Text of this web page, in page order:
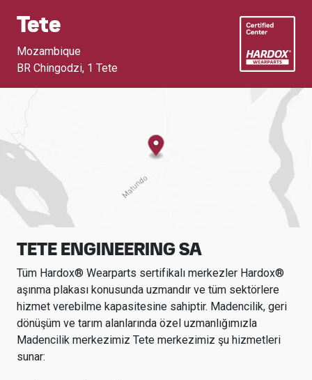
Tete
Mozambique
BR Chingodzi, 1 Tete
TETE ENGINEERING SA
Tüm Hardox® Wearparts sertifikalı merkezler Hardox®
aşınma plakası konusunda uzmandır ve tüm sektörlere
hizmet verebilme kapasitesine sahiptir. Madencilik, geri
dönüşüm ve tarım alanlarında özel uzmanlığımızla
Madencilik merkezimiz Tete merkezimiz şu hizmetleri
sunar: